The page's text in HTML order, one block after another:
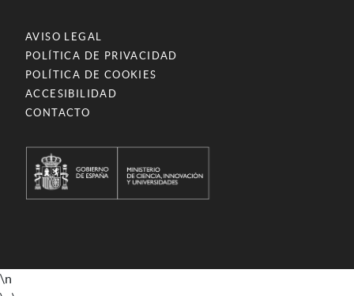
AVISO LEGAL
POLÍTICA DE PRIVACIDAD
POLÍTICA DE COOKIES
ACCESIBILIDAD
CONTACTO
\n